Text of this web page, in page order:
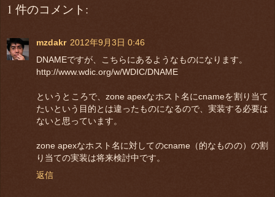
1 件のコメント:
mzdakr 2012年9月3日 0:46
DNAMEですが、こちらにあるようなものになります。
http://www.wdic.org/w/WDIC/DNAME
というところで、zone apexなホスト名にcnameを割り当て
たいという目的とは違ったものになるので、実装する必要は
ないと思っています。
zone apexなホスト名に対してのcname（的なものの）の割
り当ての実装は将来検討中です。
返信